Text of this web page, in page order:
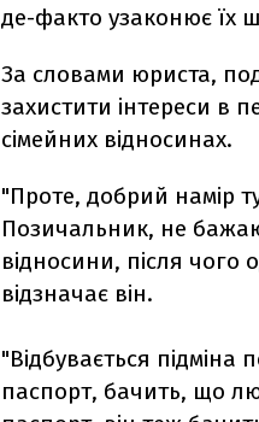
де-факто узаконює їх
За словами юриста,
захистити інтереси в
сімейних відносинах.
"Проте, добрий намір
Позичальник, не
відносини, після
відзначає він.
"Відбувається
паспорт, бачить, що